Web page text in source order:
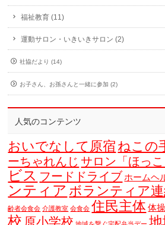
福祉教育 (11)
運動サロン・いきいきサロン (2)
社協だより (14)
お子さん、お孫さんと一緒に参加 (2)
人気のコンテンツ
おいでなして原宿 ねこの
ーちゃれんじ サロン「ほっこ
ビス フードドライブ ホームヘ
ンティア ボランティア
齢者会食会 介護教室 会食会 住民主体 体操
校 原小学校